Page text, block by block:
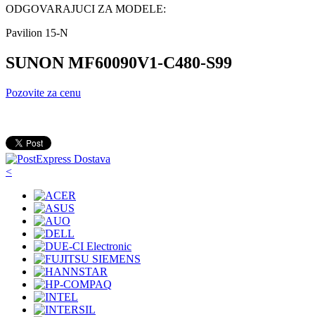
ODGOVARAJUCI ZA MODELE:
Pavilion 15-N
SUNON MF60090V1-C480-S99
Pozovite za cenu
<